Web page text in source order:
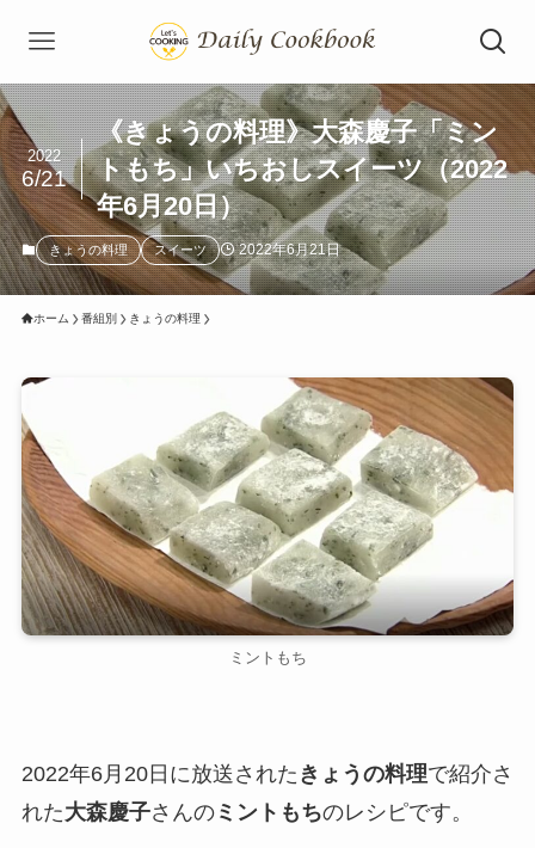
《きょうの料理》大森慶子「ミン
トもち」いちおしスイーツ（2022
年6月20日）
2022
6/21
きょうの料理 スイーツ 2022年6月21日
ホーム 番組別 きょうの料理
ミントもち
2022年6月20日に放送された きょうの料理で紹介さ
れた大森慶子さんのミントもちのレシピです。